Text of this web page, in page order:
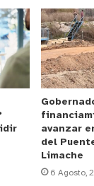
y 281 en
2023. Estos
en
manera,
de 7 mil
avanzar
del
Limache
6 Agosto,